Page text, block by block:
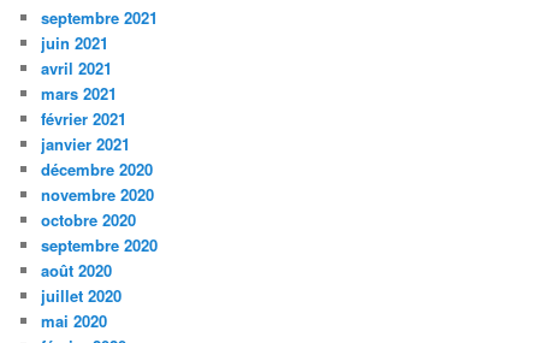
septembre 2021
juin 2021
avril 2021
mars 2021
février 2021
janvier 2021
décembre 2020
novembre 2020
octobre 2020
septembre 2020
août 2020
juillet 2020
mai 2020